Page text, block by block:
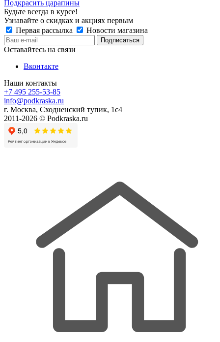
Подкрасить царапины
Будьте всегда в курсе!
Узнавайте о скидках и акциях первым
Первая рассылка
Новости магазина
Оставайтесь на связи
Вконтакте
Наши контакты
+7 495 255-53-85
info@podkraska.ru
г. Москва, Сходненский тупик, 1с4
2011-2026 © Podkraska.ru